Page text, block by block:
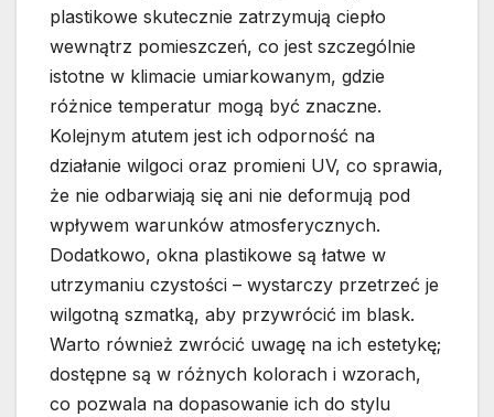
plastikowe skutecznie zatrzymują ciepło
wewnątrz pomieszczeń, co jest szczególnie
istotne w klimacie umiarkowanym, gdzie
różnice temperatur mogą być znaczne.
Kolejnym atutem jest ich odporność na
działanie wilgoci oraz promieni UV, co sprawia,
że nie odbarwiają się ani nie deformują pod
wpływem warunków atmosferycznych.
Dodatkowo, okna plastikowe są łatwe w
utrzymaniu czystości – wystarczy przetrzeć je
wilgotną szmatką, aby przywrócić im blask.
Warto również zwrócić uwagę na ich estetykę;
dostępne są w różnych kolorach i wzorach,
co pozwala na dopasowanie ich do stylu